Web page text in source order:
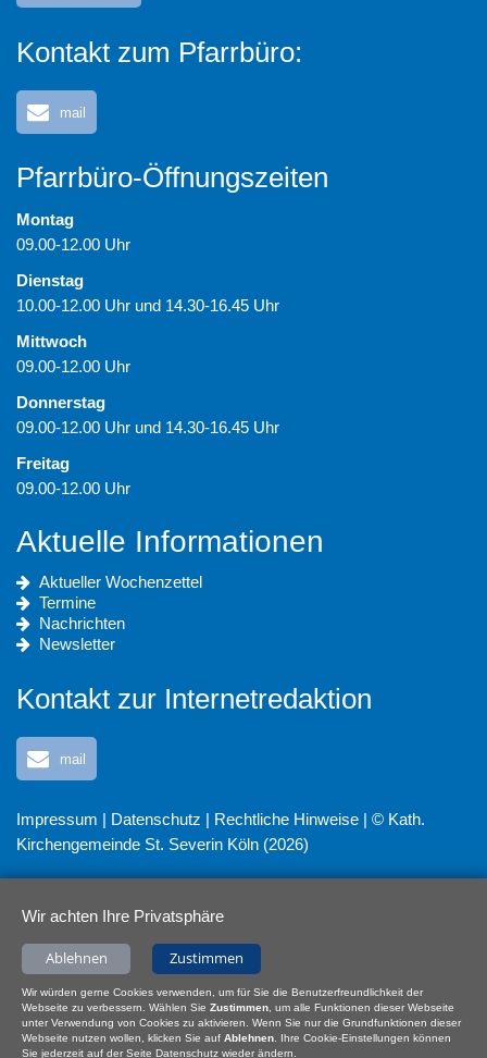
Kontakt zum Pfarrbüro:
mail
Pfarrbüro-Öffnungszeiten
Montag
09.00-12.00 Uhr
Dienstag
10.00-12.00 Uhr und 14.30-16.45 Uhr
Mittwoch
09.00-12.00 Uhr
Donnerstag
09.00-12.00 Uhr und 14.30-16.45 Uhr
Freitag
09.00-12.00 Uhr
Aktuelle Informationen
Aktueller Wochenzettel
Termine
Nachrichten
Newsletter
Kontakt zur Internetredaktion
mail
Impressum | Datenschutz | Rechtliche Hinweise | © Kath.
Kirchengemeinde St. Severin Köln (2026)
Wir achten Ihre Privatsphäre
Ablehnen Zustimmen
Wir würden gerne Cookies verwenden, um für Sie die Benutzerfreundlichkeit der
Webseite zu verbessern. Wählen Sie Zustimmen , um alle Funktionen dieser Webseite
unter Verwendung von Cookies zu aktivieren. Wenn Sie nur die Grundfunktionen dieser
Webseite nutzen wollen, klicken Sie auf Ablehnen . Ihre Cookie-Einstellungen können
Sie jederzeit auf der Seite Datenschutz wieder ändern.